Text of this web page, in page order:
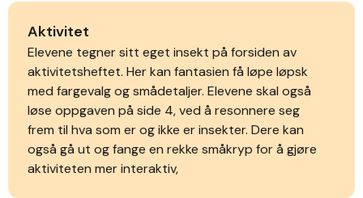
Aktivitet
Elevene tegner sitt eget insekt på forsiden av
aktivitetsheftet. Her kan fantasien få løpe løpsk
med fargevalg og smådetaljer. Elevene skal også
løse oppgaven på side 4, ved å resonnere seg
frem til hva som er og ikke er insekter. Dere kan
også gå ut og fange en rekke småkryp for å gjøre
aktiviteten mer interaktiv,